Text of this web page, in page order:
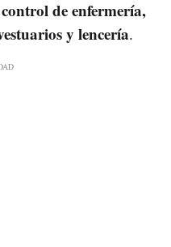
control de enfermería,
y lencería.